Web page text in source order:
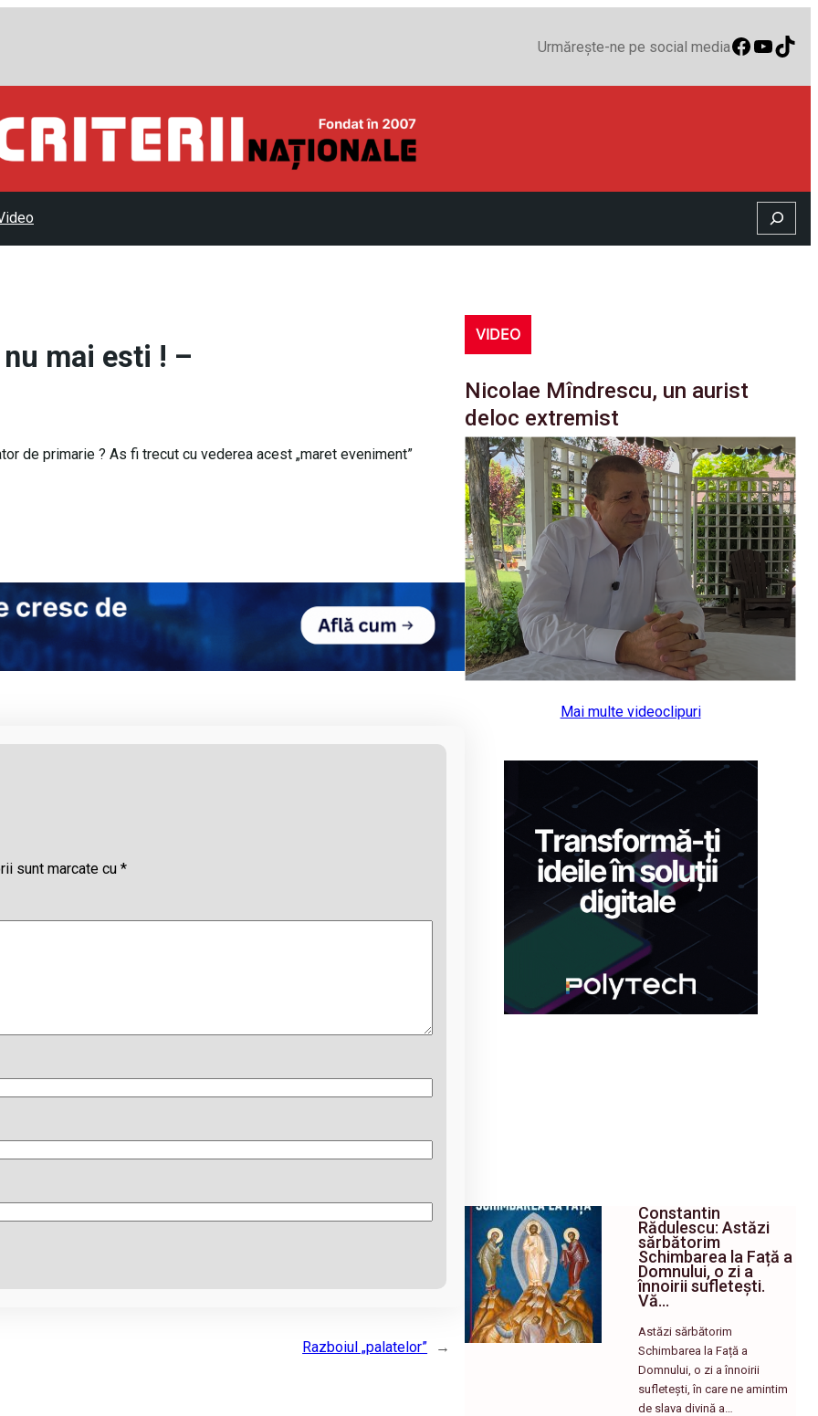
Urmărește-ne pe social media
Search
mai esti ! –
de primarie ? As fi trecut cu vederea acest „maret eveniment”
sunt marcate cu *
Razboiul „palatelor” →
VIDEO
Nicolae Mîndrescu, un aurist
deloc extremist
Mai multe videoclipuri
Constantin
Rădulescu: Astăzi
sărbătorim
Schimbarea la Față a
Domnului, o zi a
înnoirii sufletești.
Vă…
Astăzi sărbătorim
Schimbarea la Față a
Domnului, o zi a înnoirii
sufletești, în care ne amintim
de slava divină a…